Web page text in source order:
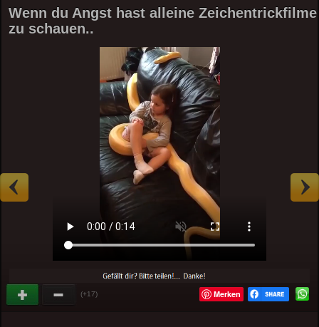
Wenn du Angst hast alleine Zeichentrickfilme
zu schauen..
(+17) Merken